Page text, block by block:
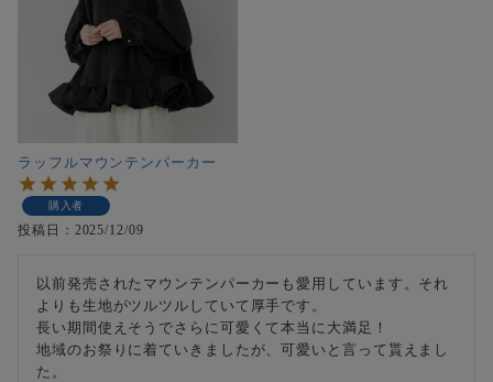
ラッフルマウンテンパーカー
購入者
投稿日 2025/12/09
以前発売されたマウンテンパーカーも愛用しています。それ
よりも生地がツルツルしていて厚手です。
長い期間使えそうでさらに可愛くて本当に大満足！
地域のお祭りに着ていきましたが、可愛いと言って貰えまし
た。